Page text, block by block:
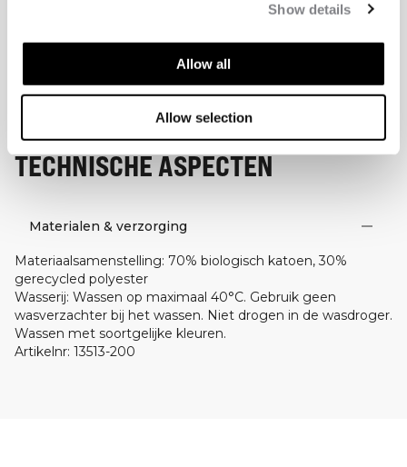
Show details
Allow all
Allow selection
TECHNISCHE ASPECTEN
Materialen & verzorging
Materiaalsamenstelling: 70% biologisch katoen, 30%
gerecycled polyester
Wasserij: Wassen op maximaal 40°C. Gebruik geen
wasverzachter bij het wassen. Niet drogen in de wasdroger.
Wassen met soortgelijke kleuren.
Artikelnr: 13513-200